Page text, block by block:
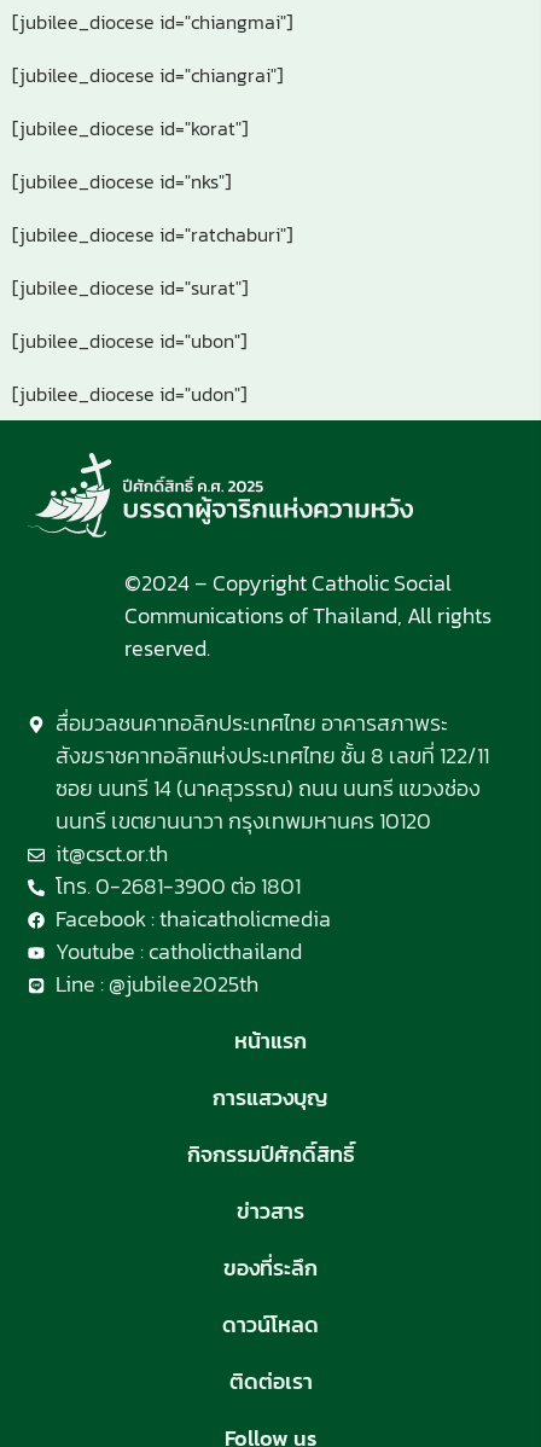
[jubilee_diocese id="chiangmai"]
[jubilee_diocese id="chiangrai"]
[jubilee_diocese id="korat"]
[jubilee_diocese id="nks"]
[jubilee_diocese id="ratchaburi"]
[jubilee_diocese id="surat"]
[jubilee_diocese id="ubon"]
[jubilee_diocese id="udon"]
©2024 – Copyright Catholic Social
Communications of Thailand, All rights
reserved.
สื่อมวลชนคาทอลิกประเทศไทย อาคารสภาพระ
สังฆราชคาทอลิกแห่งประเทศไทย ชั้น 8 เลขที่ 122/11
ซอย นนทรี 14 (นาคสุวรรณ) ถนน นนทรี แขวงช่อง
นนทรี เขตยานนาวา กรุงเทพมหานคร 10120
it@csct.or.th
โทร. 0-2681-3900 ต่อ 1801
Facebook : thaicatholicmedia
Youtube : catholicthailand
Line : @jubilee2025th
หน้าแรก
การแสวงบุญ
กิจกรรมปีศักดิ์สิทธิ์
ข่าวสาร
ของที่ระลึก
ดาวน์โหลด
ติดต่อเรา
Follow us